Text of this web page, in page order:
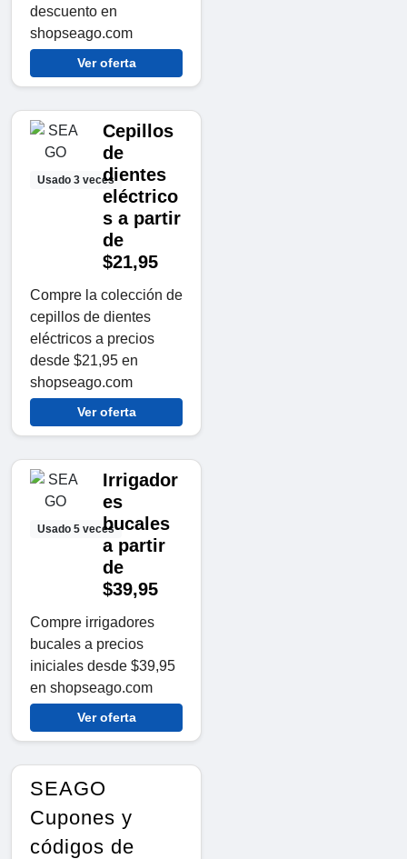
descuento en
shopseago.com
Ver oferta
Usado 3 veces
Cepillos
de
dientes
eléctrico
s a partir
de
$21,95
Compre la colección de
cepillos de dientes
eléctricos a precios
desde $21,95 en
shopseago.com
Ver oferta
Usado 5 veces
Irrigador
es
bucales
a partir
de
$39,95
Compre irrigadores
bucales a precios
iniciales desde $39,95
en shopseago.com
Ver oferta
SEAGO
Cupones y
códigos de